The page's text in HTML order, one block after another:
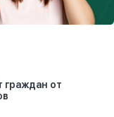
граждан от